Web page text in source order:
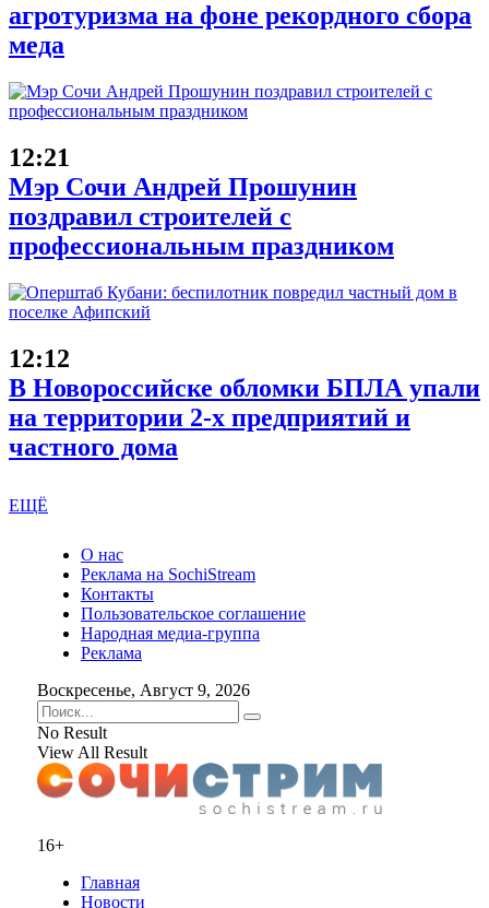
агротуризма на фоне рекордного сбора
меда
12:21
Мэр Сочи Андрей Прошунин
поздравил строителей с
профессиональным праздником
12:12
В Новороссийске обломки БПЛА упали
на территории 2-х предприятий и
частного дома
ЕЩЁ
О нас
Реклама на SochiStream
Контакты
Пользовательское соглашение
Народная медиа-группа
Реклама
Воскресенье, Август 9, 2026
No Result
View All Result
16+
Главная
Новости